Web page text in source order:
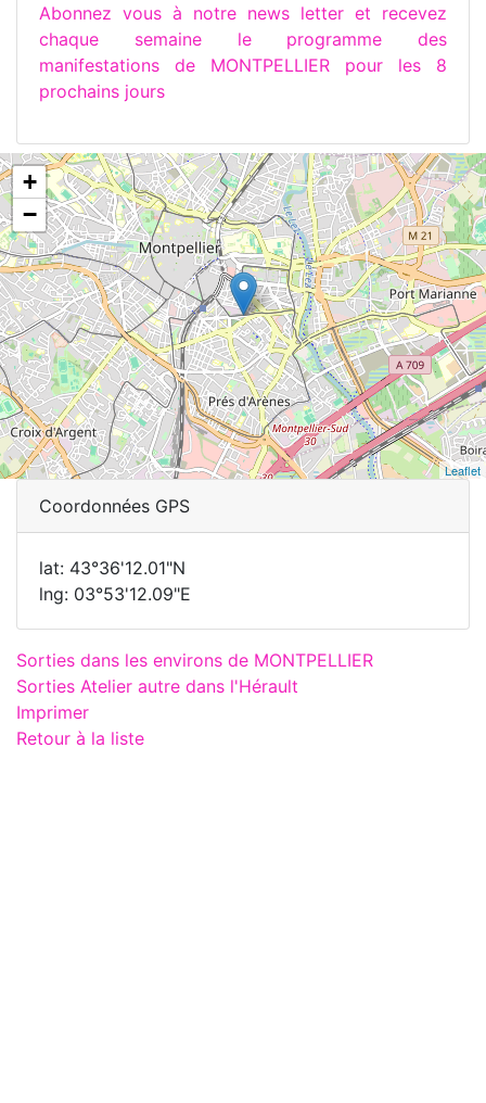
Abonnez vous à notre news letter et recevez
chaque semaine le programme des
manifestations de MONTPELLIER pour les 8
prochains jours
+
−
Leaflet
Coordonnées GPS
lat: 43°36'12.01"N
lng: 03°53'12.09"E
Sorties dans les environs de MONTPELLIER
Sorties Atelier autre dans l'Hérault
Imprimer
Retour à la liste